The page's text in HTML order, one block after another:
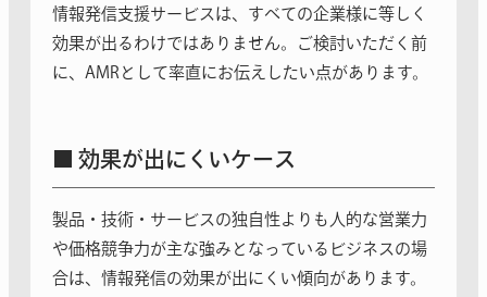
情報発信支援サービスは、すべての企業様に等しく
効果が出るわけではありません。ご検討いただく前
に、AMRとして率直にお伝えしたい点があります。
■ 効果が出にくいケース
製品・技術・サービスの独自性よりも人的な営業力
や価格競争力が主な強みとなっているビジネスの場
合は、情報発信の効果が出にくい傾向があります。